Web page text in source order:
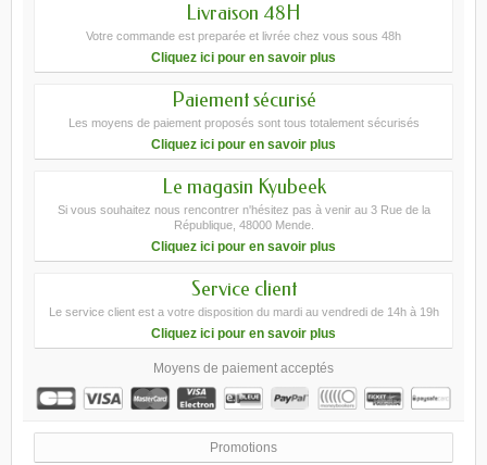
Livraison 48H
Votre commande est preparée et livrée chez vous sous 48h
Cliquez ici pour en savoir plus
Paiement sécurisé
Les moyens de paiement proposés sont tous totalement sécurisés
Cliquez ici pour en savoir plus
Le magasin Kyubeek
Si vous souhaitez nous rencontrer n'hésitez pas à venir au 3 Rue de la
République, 48000 Mende.
Cliquez ici pour en savoir plus
Service client
Le service client est a votre disposition du mardi au vendredi de 14h à 19h
Cliquez ici pour en savoir plus
Moyens de paiement acceptés
Promotions